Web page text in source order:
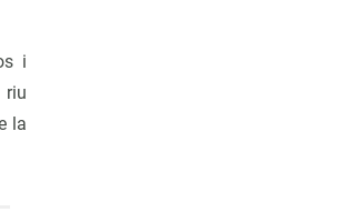
i
riu
la